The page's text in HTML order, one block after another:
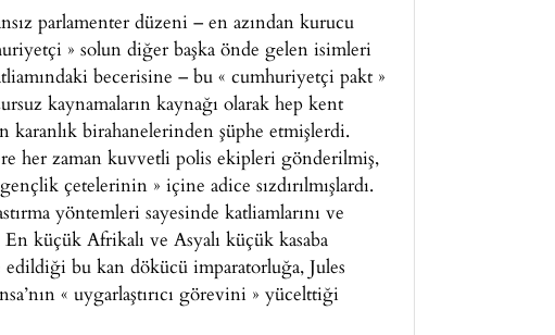
parlamenter düzeni – en azından kurucu
» solun diğer başka önde gelen isimleri
becerisine – bu « cumhuriyetçi pakt »
kaynamaların kaynağı olarak hep kent
karanlık birahanelerinden şüphe etmişlerdi.
her zaman kuvvetli polis ekipleri gönderilmiş,
çetelerinin » içine adice sızdırılmışlardı.
yöntemleri sayesinde katliamlarını ve
küçük Afrikalı ve Asyalı küçük kasaba
bu kan dökücü imparatorluğa, Jules
« uygarlaştırıcı görevini » yücelttiği